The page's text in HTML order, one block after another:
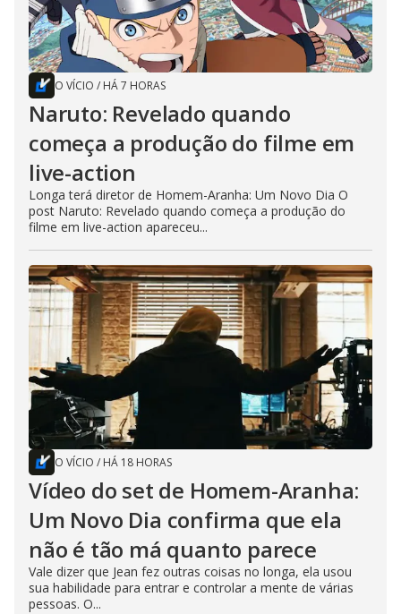
O VÍCIO / HÁ 7 HORAS
Naruto: Revelado quando
começa a produção do filme em
live-action
Longa terá diretor de Homem-Aranha: Um Novo Dia O
post Naruto: Revelado quando começa a produção do
filme em live-action apareceu...
O VÍCIO / HÁ 18 HORAS
Vídeo do set de Homem-Aranha:
Um Novo Dia confirma que ela
não é tão má quanto parece
Vale dizer que Jean fez outras coisas no longa, ela usou
sua habilidade para entrar e controlar a mente de várias
pessoas. O...